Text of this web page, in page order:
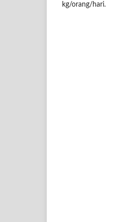
kg/orang/hari.